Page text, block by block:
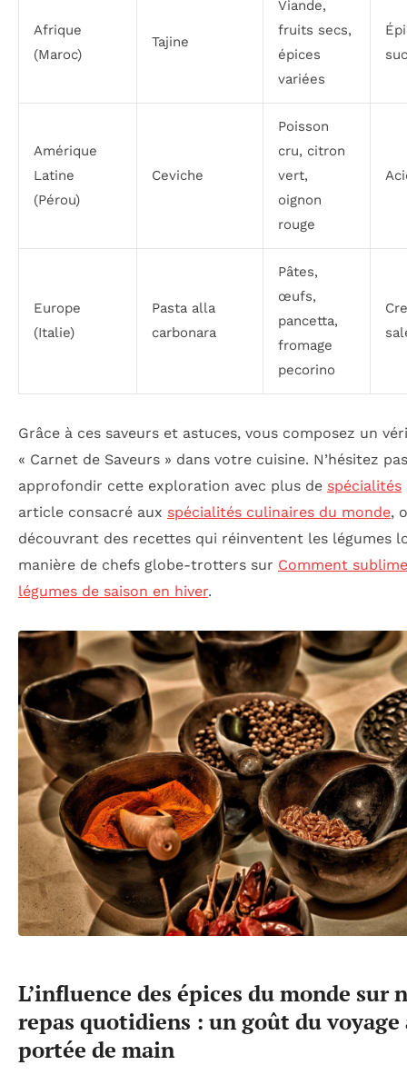
Afrique
(Maroc)
Tajine
Viande,
fruits secs,
épices
variées
Amérique
Latine
(Pérou)
Ceviche
Poisson
cru, citron
vert,
oignon
rouge
Europe
(Italie)
Pasta alla
carbonara
Pâtes,
œufs,
pancetta,
fromage
pecorino
Grâce à ces saveurs et astuces, vous composez un
« Carnet de Saveurs » dans votre cuisine. N’hésitez
approfondir cette exploration avec plus de spécialités
article consacré aux spécialités culinaires du monde,
découvrant des recettes qui réinventent les légumes
manière de chefs globe-trotters sur Comment
légumes de saison en hiver.
L’influence des épices du monde sur
repas quotidiens : un goût du voyage
portée de main